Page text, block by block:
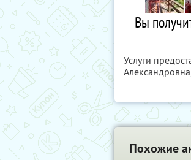
Вы
Услуги
Александровна,
Похожие